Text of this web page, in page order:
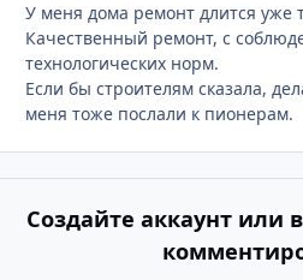
У меня дома ремонт длится уже
Качественный ремонт, с
технологических норм.
Если бы строителям сказала,
меня тоже послали к пионерам.
Создайте аккаунт или